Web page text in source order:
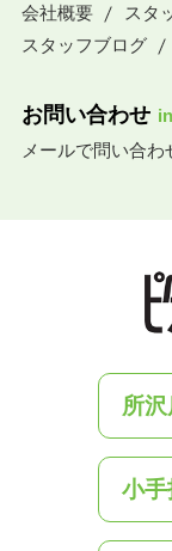
会社概要
スタ
スタッフブログ
お問い合わせ
メールで問い合わ
所
小